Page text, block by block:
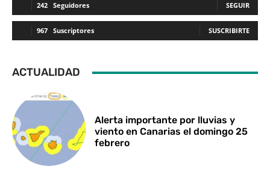
242 Seguidores SEGUIR
967 Suscriptores SUSCRIBIRTE
ACTUALIDAD
Alerta importante por lluvias y
viento en Canarias el domingo 25
febrero